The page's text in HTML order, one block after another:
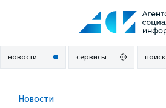
новости сервисы поиск
Новости